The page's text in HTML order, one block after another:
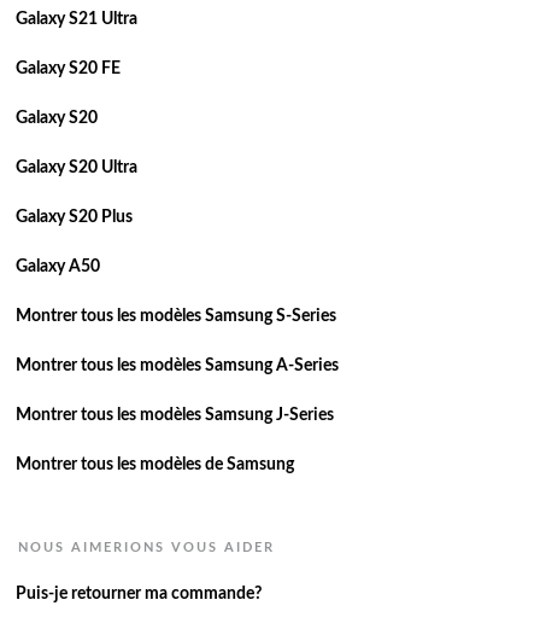
Galaxy S21 Ultra
Galaxy S20 FE
Galaxy S20
Galaxy S20 Ultra
Galaxy S20 Plus
Galaxy A50
Montrer tous les modèles Samsung S-Series
Montrer tous les modèles Samsung A-Series
Montrer tous les modèles Samsung J-Series
Montrer tous les modèles de Samsung
NOUS AIMERIONS VOUS AIDER
Puis-je retourner ma commande?